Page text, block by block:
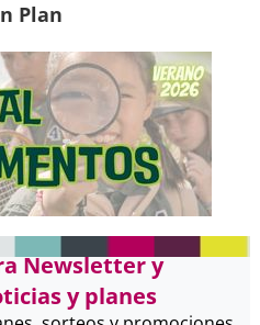
Plan
Newsletter y
y planes